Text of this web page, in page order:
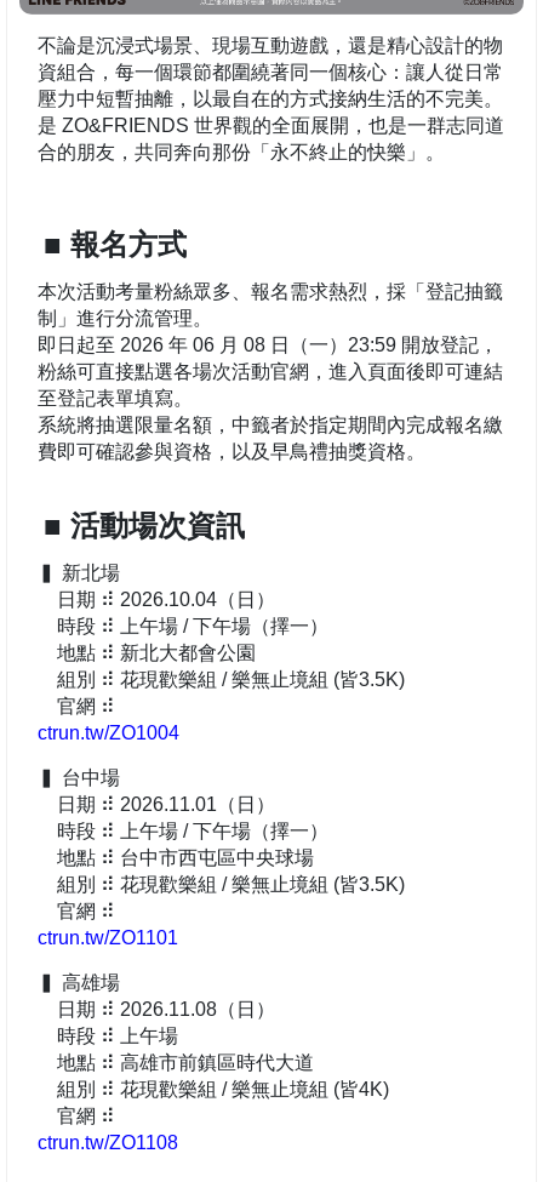
不論是沉浸式場景、現場互動遊戲，還是精心設計的物
資組合，每一個環節都圍繞著同一個核心：讓人從日常
壓力中短暫抽離，以最自在的方式接納生活的不完美。
是 ZO&FRIENDS 世界觀的全面展開，也是一群志同道
合的朋友，共同奔向那份「永不終止的快樂」。
■ 報名方式
本次活動考量粉絲眾多、報名需求熱烈，採「登記抽籤
制」進行分流管理。
即日起至 2026 年 06 月 08 日（一）23:59 開放登記，
粉絲可直接點選各場次活動官網，進入頁面後即可連結
至登記表單填寫。
系統將抽選限量名額，中籤者於指定期間內完成報名繳
費即可確認參與資格，以及早鳥禮抽獎資格。
■ 活動場次資訊
▍ 新北場
日期 ⠾ 2026.10.04（日）
時段 ⠾ 上午場 / 下午場（擇一）
地點 ⠾ 新北大都會公園
組別 ⠾ 花現歡樂組 / 樂無止境組 (皆3.5K)
官網 ⠾
ctrun.tw/ZO1004
▍ 台中場
日期 ⠾ 2026.11.01（日）
時段 ⠾ 上午場 / 下午場（擇一）
地點 ⠾ 台中市西屯區中央球場
組別 ⠾ 花現歡樂組 / 樂無止境組 (皆3.5K)
官網 ⠾
ctrun.tw/ZO1101
▍ 高雄場
日期 ⠾ 2026.11.08（日）
時段 ⠾ 上午場
地點 ⠾ 高雄市前鎮區時代大道
組別 ⠾ 花現歡樂組 / 樂無止境組 (皆4K)
官網 ⠾
ctrun.tw/ZO1108